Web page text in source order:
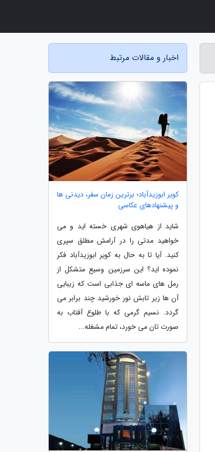
اخبار و مقالات مرتبط
کویر ابوزیدآباد؛ برترین زمان سفر، دیدنی ها
و پیشنهادهای عکاسی
شاید از هیاهوی شهری خسته اید و می
خواهید مدتی را در آرامش مطلق سپری
کنید. آیا تا به حال به کویر ابوزیدآباد فکر
نموده اید؟ این سرزمین وسیع متشکل از
رمل های ماسه ای جذابی است که زیبایی
آن ها زیر تابش نور خورشید چند برابر می
گردد. نسیم گرمی که با طلوع آفتاب به
صورت تان می خورد، تمام مشغله...